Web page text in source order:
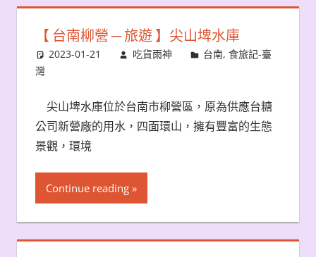
【 台南柳營 ─ 旅遊 】尖山埤水庫
2023-01-21 吃貨雨神 台南,食旅記-臺
灣
尖山埤水庫位於台南市柳營區，原為供應台糖
公司新營廠的用水，四面環山，擁有豐富的生態
景觀，環境
Continue reading